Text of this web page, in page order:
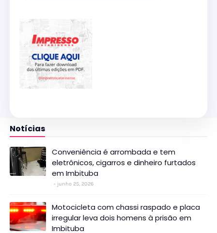
Notícias
Conveniência é arrombada e tem
eletrônicos, cigarros e dinheiro furtados
em Imbituba
junho 25, 2026
Motocicleta com chassi raspado e placa
irregular leva dois homens à prisão em
Imbituba